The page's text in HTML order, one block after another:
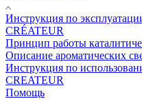
Инструкция по
CRÉATEUR
Принцип работы
Описание ароматических
Инструкция по
CREATEUR
Помощь